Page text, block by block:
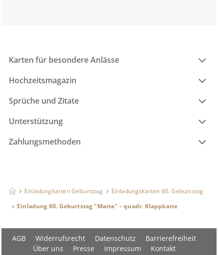
Karten für besondere Anlässe
Hochzeitsmagazin
Sprüche und Zitate
Unterstützung
Zahlungsmethoden
Einladungkarten Geburtstag
Einladungskarten 60. Geburtstag
Einladung 60. Geburtstag "Marta" – quadr. Klappkarte
AGB Widerrufsrecht Datenschutz
Barrierefreiheit
Über uns
Presse Impressum
Kontakt